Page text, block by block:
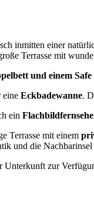
inmitten einer
Terrasse mit
und einem Safe
eine Eckbadewanne.
ein
Terrasse mit einem
und die
Unterkunft zur